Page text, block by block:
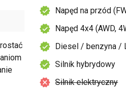
Napęd na przód
Napęd 4x4 (AWD,
Diesel / benzyna /
Silnik hybrydowy
Silnik elektryczny